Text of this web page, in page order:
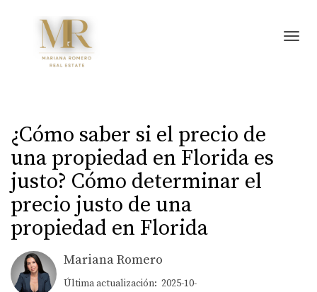
¿Cómo saber si el precio de
una propiedad en Florida es
justo? Cómo determinar el
precio justo de una
propiedad en Florida
Mariana Romero
Última actualización: 2025-10-